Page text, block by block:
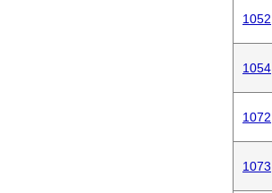
1052
1054
1072
1073